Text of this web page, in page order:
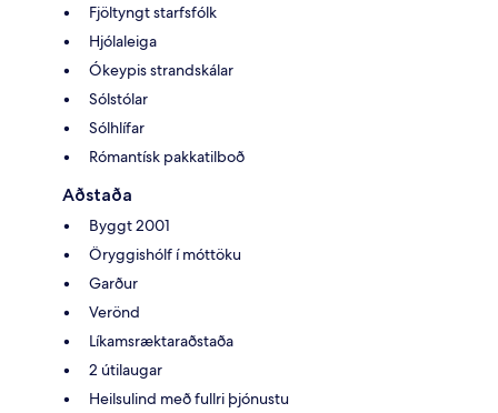
Fjöltyngt starfsfólk
Hjólaleiga
Ókeypis strandskálar
Sólstólar
Sólhlífar
Rómantísk pakkatilboð
Aðstaða
Byggt 2001
Öryggishólf í móttöku
Garður
Verönd
Líkamsræktaraðstaða
2 útilaugar
Heilsulind með fullri þjónustu